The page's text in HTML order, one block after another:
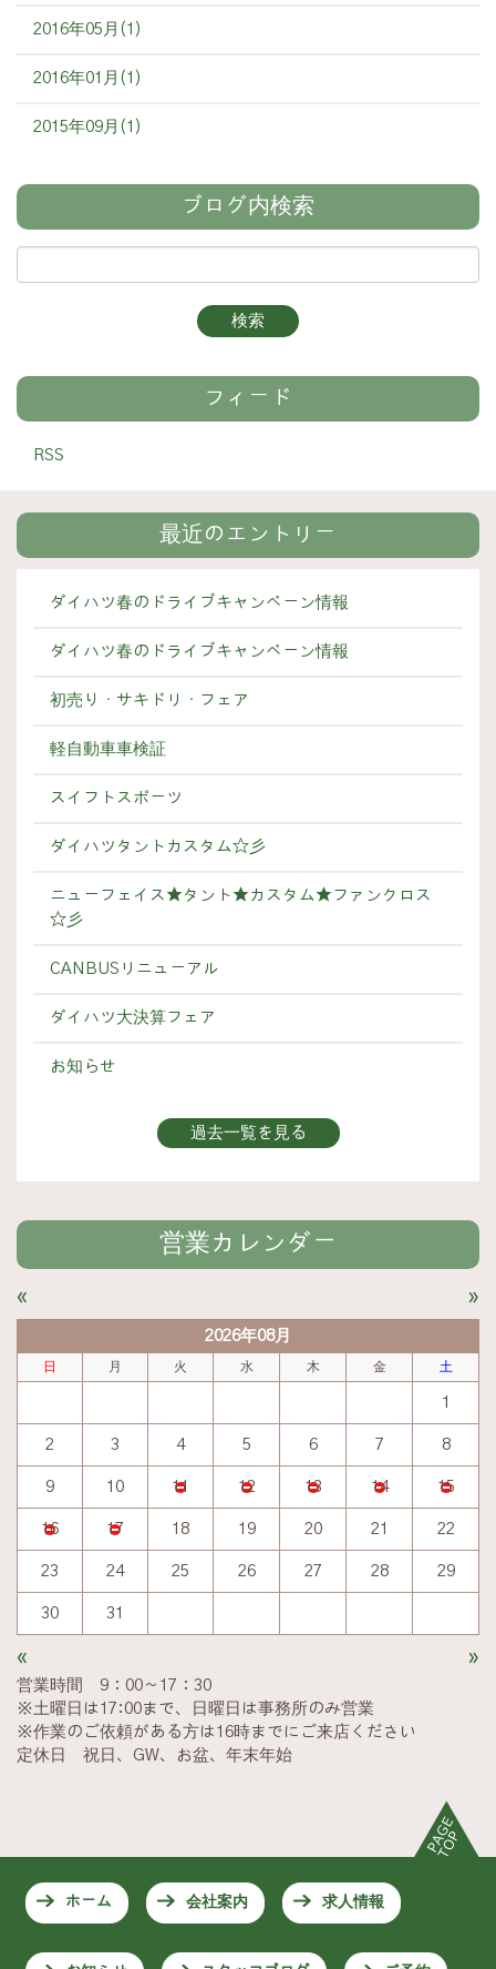
2016年05月(1)
2016年01月(1)
2015年09月(1)
ブログ内検索
フィード
RSS
最近のエントリー
ダイハツ春のドライブキャンペーン情報
ダイハツ春のドライブキャンペーン情報
初売り・サキドリ・フェア
軽自動車車検証
スイフトスポーツ
ダイハツタントカスタム☆彡
ニューフェイス★タント★カスタム★ファンクロス
☆彡
CANBUSリニューアル
ダイハツ大決算フェア
お知らせ
過去一覧を見る
営業カレンダー
« »
2026年08月
日 月 火 水 木 金 土
1
2 3 4 5 6 7 8
9 10 11 12 13 14 15
16 17 18 19 20 21 22
23 24 25 26 27 28 29
30 31
« »
営業時間 9：00～17：30
※土曜日は17:00まで、日曜日は事務所のみ営業
※作業のご依頼がある方は16時までにご来店ください
定休日 祝日、GW、お盆、年末年始
ホーム 会社案内 求人情報